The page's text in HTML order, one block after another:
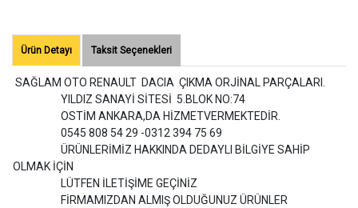
Ürün Detayı Taksit Seçenekleri
SAĞLAM OTO RENAULT DACIA ÇIKMA ORJİNAL PARÇALARI.
YILDIZ SANAYİ SİTESİ 5.BLOK NO:74
OSTİM ANKARA,DA HİZMETVERMEKTEDİR.
0545 808 54 29 -0312 394 75 69
ÜRÜNLERİMİZ HAKKINDA DEDAYLI BİLGİYE SAHİP
OLMAK İÇİN
LÜTFEN İLETİŞİME GEÇİNİZ
FİRMAMIZDAN ALMIŞ OLDUĞUNUZ ÜRÜNLER